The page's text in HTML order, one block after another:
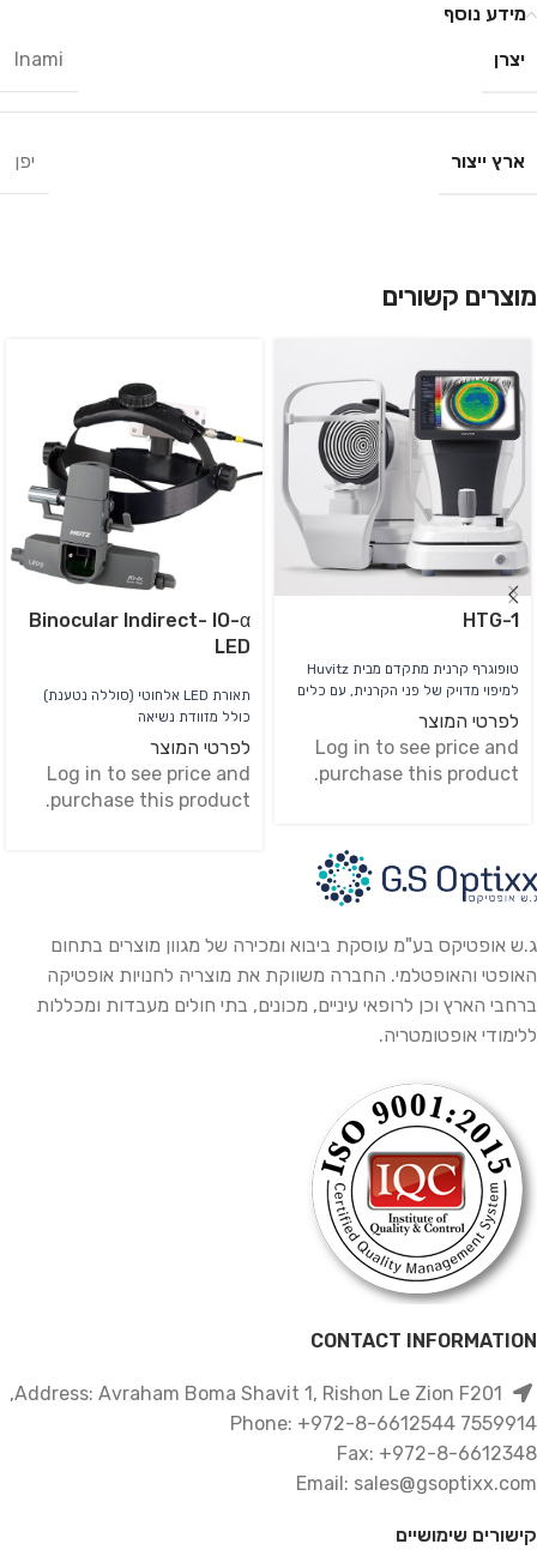
מידע נוסף
יצרן
Inami
ארץ ייצור יפן
מוצרים קשורים
HTG-1
טופוגרף קרנית מתקדם מבית Huvitz
למיפוי מדויק של פני הקרנית, עם כלים
לאבחון עין יבשה וניתוח קליני נוח
לשימוש יומיומי במרפאות עיניים
ואופטומטריה.
לפרטי המוצר
Log in to see price and
purchase this product.
Binocular Indirect- IO-α
LED
תאורת LED אלחוטי (סוללה נטענת)
כולל מזוודת נשיאה
לפרטי המוצר
Log in to see price and
purchase this product.
ג.ש אופטיקס בע"מ עוסקת ביבוא ומכירה של מגוון מוצרים בתחום
האופטי והאופטלמי. החברה משווקת את מוצריה לחנויות אופטיקה
ברחבי הארץ וכן לרופאי עיניים, מכונים, בתי חולים מעבדות ומכללות
ללימודי אופטומטריה.
CONTACT INFORMATION
7559914 Phone: +972-8-6612544
Fax: +972-8-6612348
Email: sales@gsoptixx.com
קישורים שימושיים